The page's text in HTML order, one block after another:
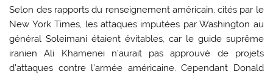
Selon des rapports du renseignement américain, cités par le
New York Times, les attaques imputées par Washington au
général Soleimani étaient évitables, car le guide suprême
iranien Ali Khamenei n’aurait pas approuvé de projets
d’attaques contre l’armée américaine. Cependant Donald